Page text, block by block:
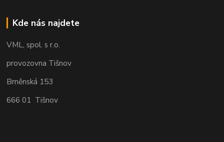
Kde nás najdete
VML, spol. s r.o.
provozovna Tišnov
Brněnská 153
666 01 Tišnov